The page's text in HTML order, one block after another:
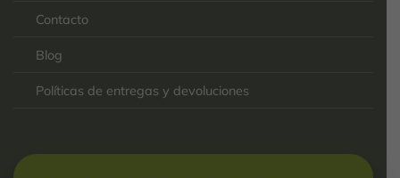
Contacto
Blog
Políticas de entregas y devoluciones